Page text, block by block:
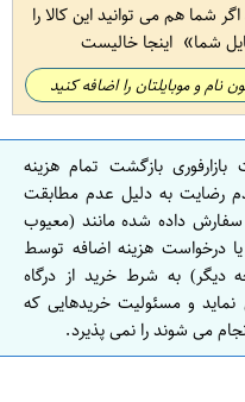
شما هم می توانید این کالا را
شما اینجا خالیست
نام و موبایلتان را اضافه کنید
بازگشت تمام هزینه
رضایت به دلیل عدم مطابقت
سفارش داده شده مانند (معیوب
درخواست هزینه اضافه توسط
دیگر) به شرط خرید از درگاه
و مسئولیت خریدهایی که
می شوند را نمی پذیرد.